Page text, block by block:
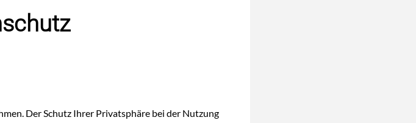
Der Schutz Ihrer Privatsphäre bei der Nutzung